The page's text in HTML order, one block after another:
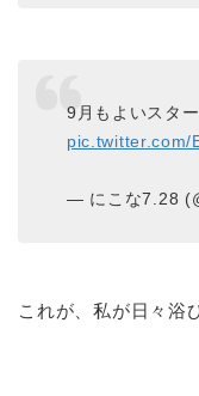
9月もよいスタ
pic.twitter.com/
— にこな7.28
これが、私が日々浴